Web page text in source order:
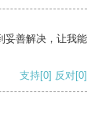
妥善解决，让我能
支持[0] 反对[0]